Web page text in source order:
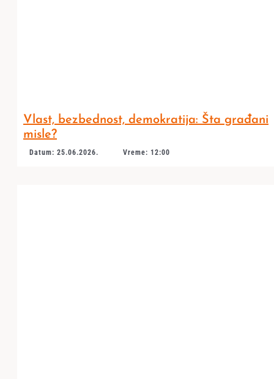
Vlast, bezbednost, demokratija: Šta građani
misle?
Datum: 25.06.2026. Vreme: 12:00